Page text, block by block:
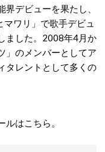
デビューを果たし、
ワリ」で歌手デビュ
ました。2008年4月か
」のメンバーとしてア
タレントとして多くの
はこちら。